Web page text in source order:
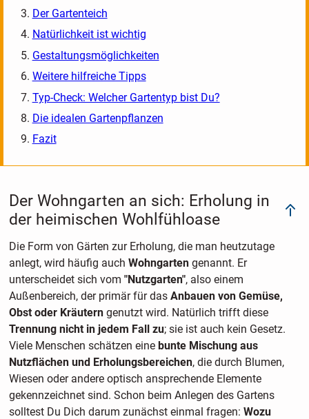
Der Gartenteich
Natürlichkeit ist wichtig
Gestaltungsmöglichkeiten
Weitere hilfreiche Tipps
Typ-Check: Welcher Gartentyp bist Du?
Die idealen Gartenpflanzen
Fazit
Der Wohngarten an sich: Erholung in
der heimischen Wohlfühloase
Die Form von Gärten zur Erholung, die man heutzutage
anlegt, wird häufig auch Wohngarten genannt. Er
unterscheidet sich vom "Nutzgarten", also einem
Außenbereich, der primär für das Anbauen von Gemüse,
Obst oder Kräuterngenutzt wird. Natürlich trifft diese
Trennung nicht in jedem Fall zu; sie ist auch kein Gesetz.
Viele Menschen schätzen einebunte Mischung aus
Nutzflächen und Erholungsbereichen, die durch Blumen,
Wiesen oder andere optisch ansprechende Elemente
gekennzeichnet sind. Schon beim Anlegen des Gartens
solltest Du Dich darum zunächst einmal fragen: Wozu